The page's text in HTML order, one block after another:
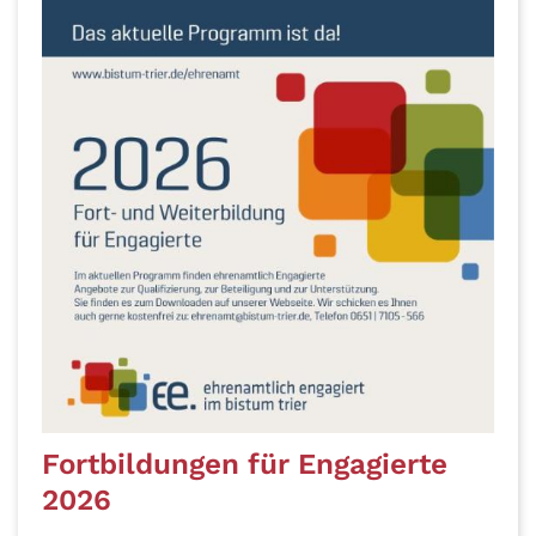
Fortbildungen für Engagierte
2026